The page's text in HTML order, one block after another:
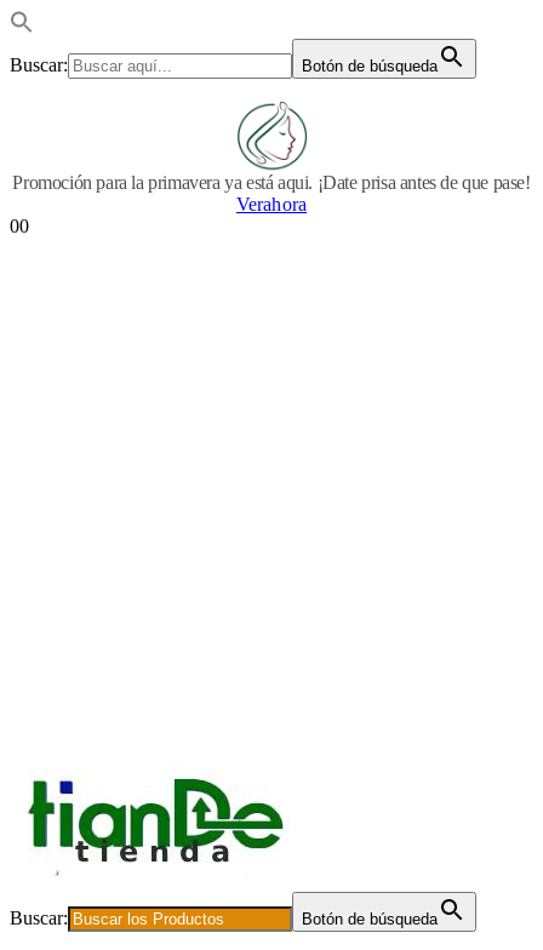
Buscar: Botón de búsqueda
Promoción para la primavera ya está aqui. ¡Date prisa antes de que pase!
Verahora
00
Buscar: Botón de búsqueda